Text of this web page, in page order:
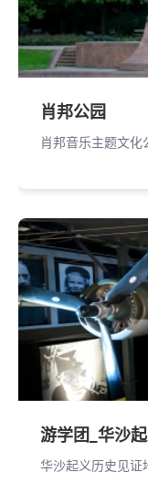
肖邦公园
肖邦音乐主题文化
游学团_华沙
华沙起义历史见证